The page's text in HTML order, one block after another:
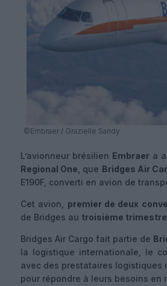
©Embraer / Grazielle Sandy
L’avionneur brésilien Embraer a
Regional One , que Bridges Air
E190F, converti en avion de
Cet avion, premier de deux
de Bridges au troisième
Bridges Air Cargo fait partie de
la logistique internationale, le
avec des prestataires logistiques
pour répondre à leurs besoins en